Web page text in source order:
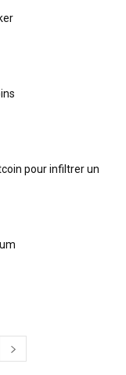
pour infiltrer un